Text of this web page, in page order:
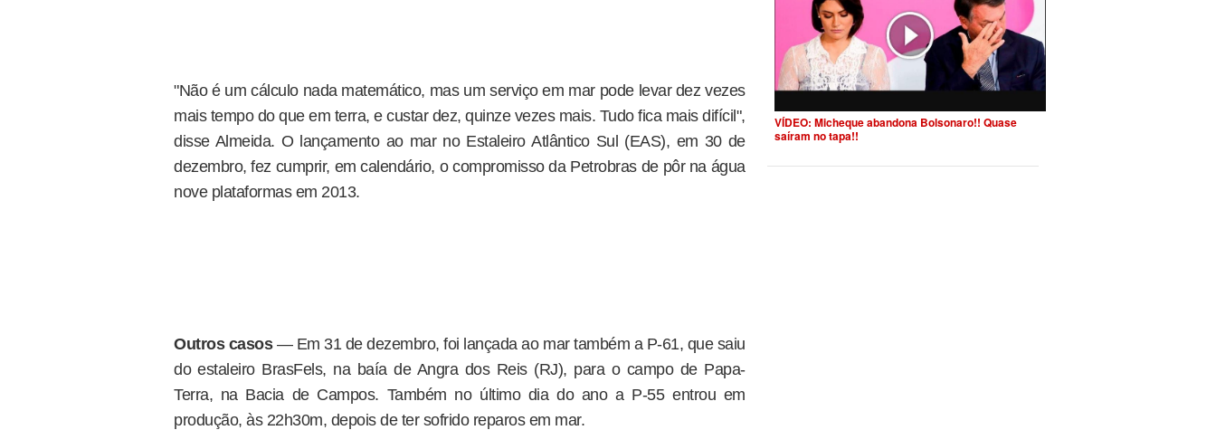
"Não é um cálculo nada matemático, mas um serviço em mar pode levar dez vezes
mais tempo do que em terra, e custar dez, quinze vezes mais. Tudo fica mais difícil",
disse Almeida. O lançamento ao mar no Estaleiro Atlântico Sul (EAS), em 30 de
dezembro, fez cumprir, em calendário, o compromisso da Petrobras de pôr na água
nove plataformas em 2013.
Outros casos— Em 31 de dezembro, foi lançada ao mar também a P-61, que saiu
do estaleiro BrasFels, na baía de Angra dos Reis (RJ), para o campo de Papa-
Terra, na Bacia de Campos. Também no último dia do ano a P-55 entrou em
produção, às 22h30m, depois de ter sofrido reparos em mar.
VÍDEO: Micheque abandona Bolsonaro!! Quase
saíram no tapa!!